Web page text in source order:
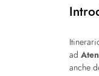
ad
anche